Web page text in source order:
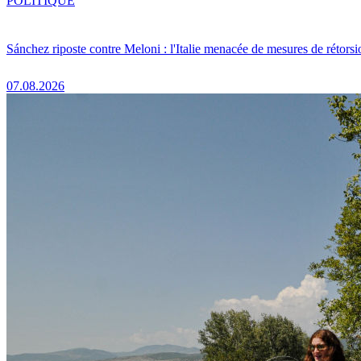
Sánchez riposte contre Meloni : l'Italie menacée de mesures de
07.08.2026